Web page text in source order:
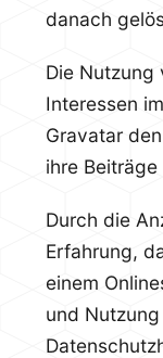
danach
Die
Interessen
Gravatar
ihre
Durch die
Erfahrung,
einem
und